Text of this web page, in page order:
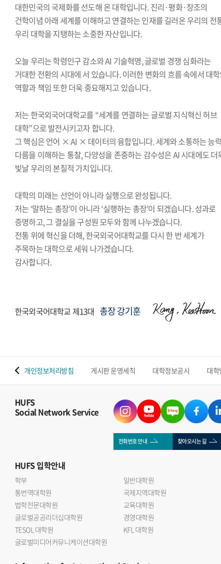
대한민국의 국제화를 선도해 온 대학입니다. 진리·평화·창조의
건학이념 아래 세계를 이해하고 연결하는 인재를 길러온 우리의 전
우리 대학을 지탱하는 소중한 자산입니다.
오늘 우리는 학령인구 감소와 AI 기술혁명, 글로벌 경쟁 심화라는
거대한 전환의 시대에 서 있습니다. 이러한 변화의 흐름 속에서 대
역할과 책임 또한 더욱 중요해지고 있습니다.
저는 한국외국어대학교를 “세계를 연결하는 글로벌 지식혁신 허브
대학”으로 발전시키고자 합니다.
그 핵심은 언어 × AI × 데이터의 융합입니다. 세계와 소통하는 능
다름을 이해하는 통찰, 다양성을 존중하는 감수성은 AI 시대에도 더
빛날 우리의 본질적 가치입니다.
대학의 미래는 선언이 아니라 실행으로 완성됩니다.
저는 ‘말하는 총장’이 아니라 ‘실행하는 총장’이 되겠습니다. 성과로
증명하고, 그 결실을 구성원 모두와 함께 나누겠습니다.
전통 위에 혁신을 더해, 한국외국어대학교를 다시 한 번 세계가
주목하는 대학으로 세워 나가겠습니다.
감사합니다.
한국외국어대학교 제13대 총장 강기훈
개인정보처리방침 게시판 운영세칙 대학정보공시 대
HUFS
Social Network Service
전화번호 안내 찾아오시는 길
HUFS입학안내
학부
일반대학원
통번역대학원
국제지역대학원
법학전문대학원
교육대학원
글로벌공공리더십대학원
경영대학원
TESOL 대학원
KFL 대학원
글로벌미디어커뮤니케이션대학원